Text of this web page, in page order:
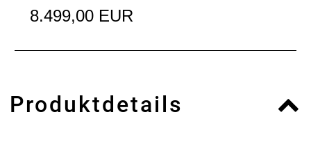
8.499,00 EUR
Produktdetails